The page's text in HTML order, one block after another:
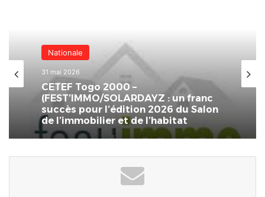
Nationale
31 mai 2026
CETEF Togo 2000 –
(FEST’IMMO/SOLARDAYZ : un franc
succès pour l’édition 2026 du Salon
de l’immobilier et de l’habitat